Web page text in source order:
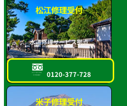
松江修理受付
水道修理サービス拠点
フリーダイヤル
スマホOK!! 0120-377-728
米子修理受付